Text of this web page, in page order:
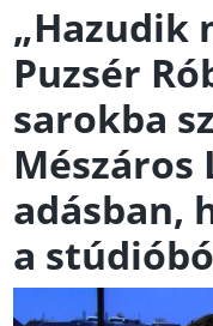
„Hazudik
Puzsér
sarokba
Mészáros
adásban,
a